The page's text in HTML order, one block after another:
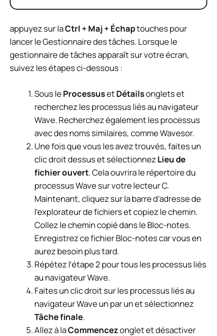
appuyez sur laCtrl + Maj + Échaptouches pour
lancer le Gestionnaire des tâches. Lorsque le
gestionnaire de tâches apparaît sur votre écran,
suivez les étapes ci-dessous :
Sous leProcessusetDétailsonglets et
recherchez les processus liés au navigateur
Wave. Recherchez également les processus
avec des noms similaires, comme Wavesor.
Une fois que vous les avez trouvés, faites un
clic droit dessus et sélectionnezLieu de
fichier ouvert. Cela ouvrira le répertoire du
processus Wave sur votre lecteur C.
Maintenant, cliquez sur la barre d’adresse de
l’explorateur de fichiers et copiez le chemin.
Collez le chemin copié dans le Bloc-notes.
Enregistrez ce fichier Bloc-notes car vous en
aurez besoin plus tard.
Répétez l’étape 2 pour tous les processus liés
au navigateur Wave.
Faites un clic droit sur les processus liés au
navigateur Wave un par un et sélectionnez
Tâche finale.
Allez à laCommencezonglet et désactiver